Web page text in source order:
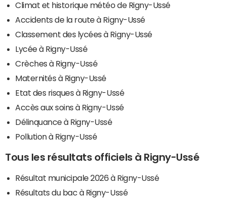
Climat et historique météo de Rigny-Ussé
Accidents de la route à Rigny-Ussé
Classement des lycées à Rigny-Ussé
Lycée à Rigny-Ussé
Crèches à Rigny-Ussé
Maternités à Rigny-Ussé
Etat des risques à Rigny-Ussé
Accès aux soins à Rigny-Ussé
Délinquance à Rigny-Ussé
Pollution à Rigny-Ussé
Tous les résultats officiels à Rigny-Ussé
Résultat municipale 2026 à Rigny-Ussé
Résultats du bac à Rigny-Ussé